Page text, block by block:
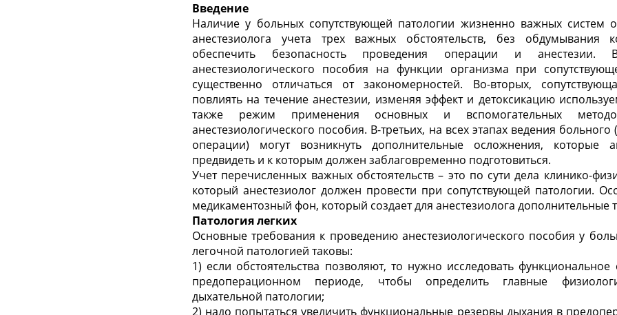
Введение
Наличие у больных сопутствующей патологии жизненно важных систем
анестезиолога учета трех важных обстоятельств, без обдумывания
обеспечить безопасность проведения операции и анестезии.
анестезиологического пособия на функции организма при
существенно отличаться от закономерностей. Во-вторых,
повлиять на течение анестезии, изменяя эффект и детоксикацию
также режим применения основных и вспомогательных
анестезиологического пособия. В-третьих, на всех этапах ведения
операции) могут возникнуть дополнительные осложнения, которые
предвидеть и к которым должен заблаговременно подготовиться.
Учет перечисленных важных обстоятельств – это по сути дела клинико-
который анестезиолог должен провести при сопутствующей патологии.
медикаментозный фон, который создает для анестезиолога дополнительные
Патология легких
Основные требования к проведению анестезиологического пособия у
легочной патологией таковы:
1) если обстоятельства позволяют, то нужно исследовать
предоперационном периоде, чтобы определить главные
дыхательной патологии;
2) надо попытаться увеличить функциональные резервы дыхания в